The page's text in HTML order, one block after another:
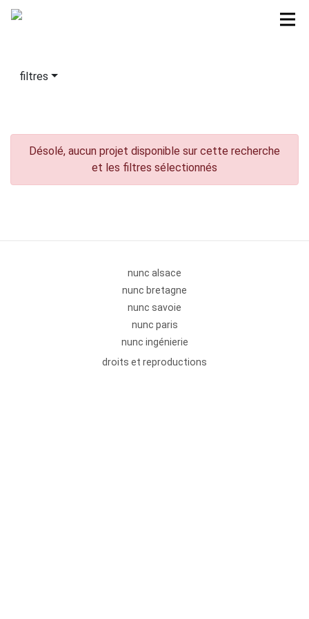
filtres
Désolé, aucun projet disponible sur cette recherche
et les filtres sélectionnés
nunc alsace
nunc bretagne
nunc savoie
nunc paris
nunc ingénierie
droits et reproductions